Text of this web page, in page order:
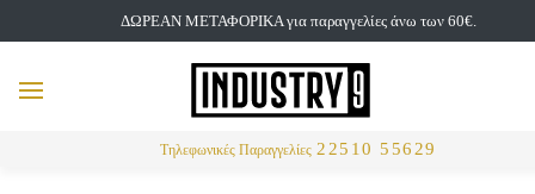
ΔΩΡΕΑΝ ΜΕΤΑΦΟΡΙΚΑ για παραγγελίες άνω των 60€.
Τηλεφωνικές Παραγγελίες 22510 55629
MENU